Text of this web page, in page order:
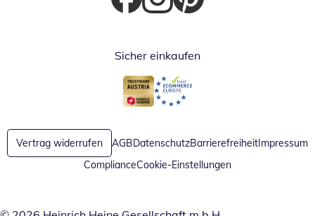
Öffnet in neuem Fenster
Öffnet in neuem Fenster
Öffnet in neuem Fenster
Sicher einkaufen
Öffnet in neuem Fenster
Öffnet in neuem Fenster
Vertrag widerrufen AGBDatenschutzBarrierefreiheitImpressum
ComplianceCookie-Einstellungen